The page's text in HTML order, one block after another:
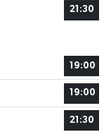
21:30
19:00
19:00
21:30